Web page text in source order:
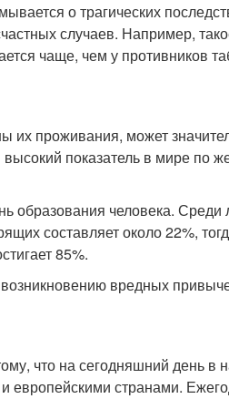
о трагических
случаев. Например,
чаще, чем у противников
проживания, может
показатель в мире по
образования человека.
составляет около 22%,
85%.
вредных
что на сегодняшний день
странами.